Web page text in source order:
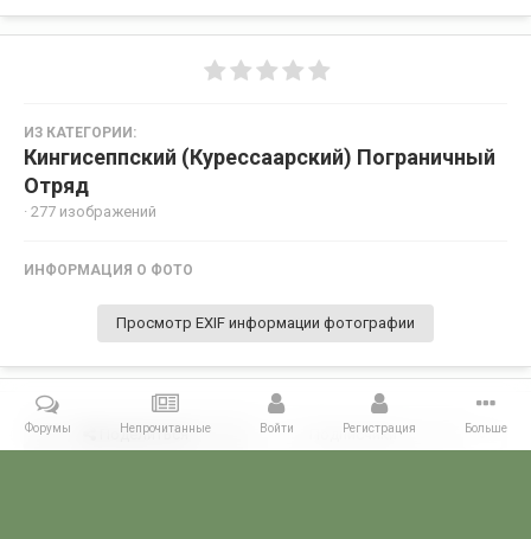
ИЗ КАТЕГОРИИ:
Кингисеппский (Курессаарский) Пограничный
Отряд
· 277 изображений
ИНФОРМАЦИЯ О ФОТО
Просмотр EXIF информации фотографии
Поделиться Подписчики 0
Форумы Непрочитанные Войти Регистрация Больше